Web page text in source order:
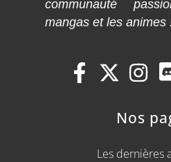
communauté
mangas et les animes
Nos
Les dernières